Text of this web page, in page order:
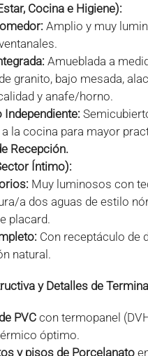
Cocina e Higiene):
Amplio y muy
Amueblada a
granito, bajo mesada,
y anafe/horno.
Independiente:
la cocina para mayor
Recepción.
Íntimo):
Muy luminosos con
a dos aguas de estilo
placard.
Con receptáculo de
natural.
y Detalles de
PVC con termopanel
óptimo.
y pisos de Porcelanato